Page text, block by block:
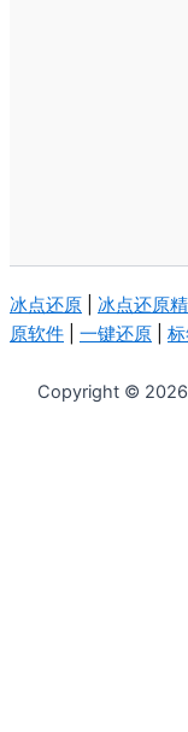
冰点还原 冰点还原
原软件
一键还原
Copyright © 2026